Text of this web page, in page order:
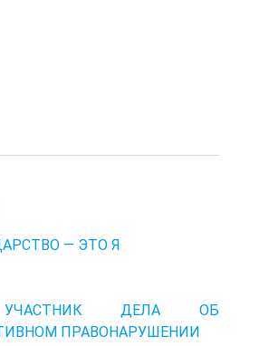
— ЭТО Я
ДЕЛА ОБ
ПРАВОНАРУШЕНИИ